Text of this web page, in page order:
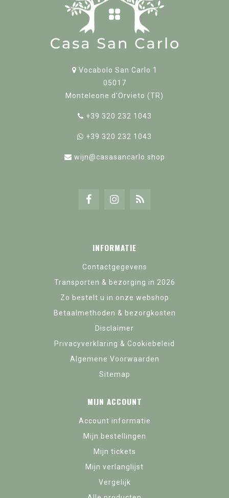
Vocabolo San Carlo 1
05017
Monteleone d'Orvieto (TR)
+39 320 232 1043
+39 320 232 1043
wijn@casasancarlo.shop
INFORMATIE
Contactgegevens
Transporten & bezorging in 2026
Zo bestelt u in onze webshop
Betaalmethoden & bezorgkosten
Disclaimer
Privacyverklaring & Cookiebeleid
Algemene Voorwaarden
Sitemap
MIJN ACCOUNT
Account informatie
Mijn bestellingen
Mijn tickets
Mijn verlanglijst
Vergelijk